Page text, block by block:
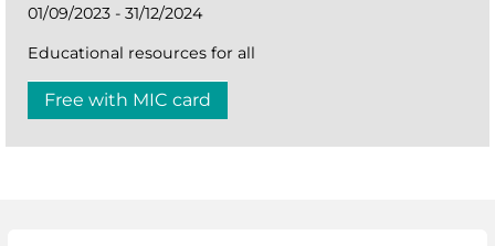
01/09/2023 - 31/12/2024
Educational resources for all
Free with MIC card